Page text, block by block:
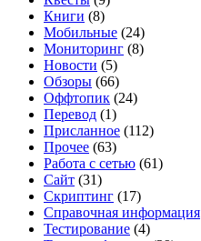
Книги (8)
Мобильные (24)
Мониторинг (8)
Новости (5)
Обзоры (66)
Оффтопик (24)
Перевод (1)
Присланное (112)
Прочее (63)
Работа с сетью (61)
Сайт (31)
Скриптинг (17)
Справочная информация
Тестирование (4)